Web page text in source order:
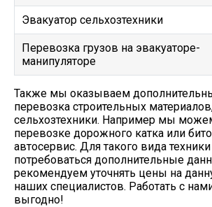
Эвакуатор сельхозтехники
Перевозка грузов на эвакуаторе-
манипуляторе
Также мы оказываем
перевозка строительных
сельхозтехники. Например мы
перевозке дорожного катка или
автосервис. Для такого вида
потребоваться дополнительные
рекомендуем уточнять цены на
наших специалистов. Работать с
выгодно!